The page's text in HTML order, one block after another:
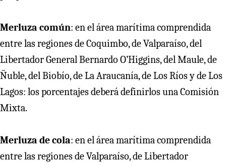
Merluza común: en el área marítima comprendida
entre las regiones de Coquimbo, de Valparaíso, del
Libertador General Bernardo O’Higgins, del Maule, de
Ñuble, del Biobío, de La Araucanía, de Los Ríos y de Los
Lagos: los porcentajes deberá definirlos una Comisión
Mixta.
Merluza de cola: en el área marítima comprendida
entre las regiones de Valparaíso, de Libertador